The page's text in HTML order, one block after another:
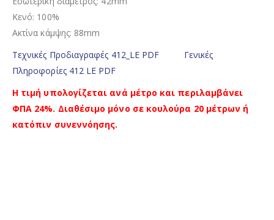
Κενό: 100%
Ακτίνα κάμψης: 88mm
Τεχνικές Προδιαγραφές 412_LE PDF
Γενικές
Πληροφορίες 412 LE PDF
Η τιμή υπολογίζεται ανά μέτρο και περιλαμβάνει
ΦΠΑ 24%. Διαθέσιμο μόνο σε κουλούρα 20 μέτρων ή
κατόπιν συνεννόησης.